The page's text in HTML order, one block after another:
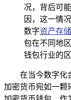
况，背后可
因，这一情
数字资产存储
包在不同地
钱包行业的
在当今数字化
加密货币宛如一颗